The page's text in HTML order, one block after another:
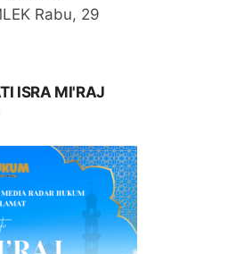
Rabu, 29
ISRA MI'RAJ